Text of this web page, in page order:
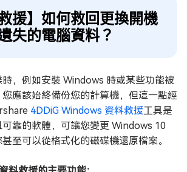
救援】如何救回更換開機
失的電腦資料？
，例如安裝 Windows 時或某些功能被
應該始終備份您的計算機，但這一點經
4DDiG Windows 資料救援工具是
靠的軟體，可讓您變更 Windows 10
至可以從格式化的磁碟機還原檔案。